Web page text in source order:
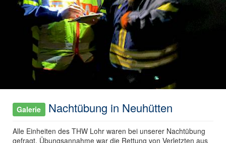
Galerie Nachtübung in Neuhütten
Alle Einheiten des THW Lohr waren bei unserer Nachtübung
gefragt. Übungsannahme war die Rettung von Verletzten aus